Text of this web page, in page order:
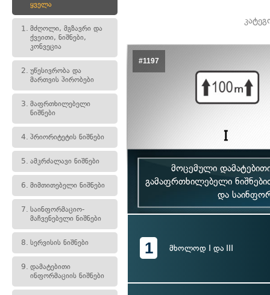
ყველა
1. მძღოლი, მგზავრი და
ქვეითი, ნიშნები,
კონვეცია
2. უწესივრობა და
მართვის პირობები
3. მაფრთხილებელი
ნიშნები
4. პრიორიტეტის ნიშნები
5. ამკრძალავი ნიშნები
6. მიმთითებელი ნიშნები
7. საინფორმაციო-
მაჩვენებელი ნიშნები
8. სერვისის ნიშნები
9. დამატებითი
ინფორმაციის ნიშნები
#1197
მოცემული
გამაფრთხილებელი
და
1 მხოლოდ I და III